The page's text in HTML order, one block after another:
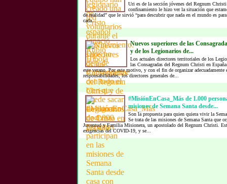
Uri es de la sección jóvenes del Regnum
confinamiento le hizo ver la situación que
de realidad” que le sirvió “para descubrir que nada en el mundo es
cada...
Nuevos superiores de las
y de los Legionarios de...
Los actuales directores territoriales de los
las Consagradas del Regnum Christi en
este verano. Por este motivo, y con el fin de organizar adecuadamente
responsabilidades, los directores generales de...
#MisiónEnCasa_Más de 1.000
misiones de Semana Santa desde...
Son la propuesta para quien quiera vivir la
Se trata de las misiones de Semana Santa que
Juventud y Familia Misionera, un apostolado del Regnum Christi.
exigencias del COVID-19, y se...